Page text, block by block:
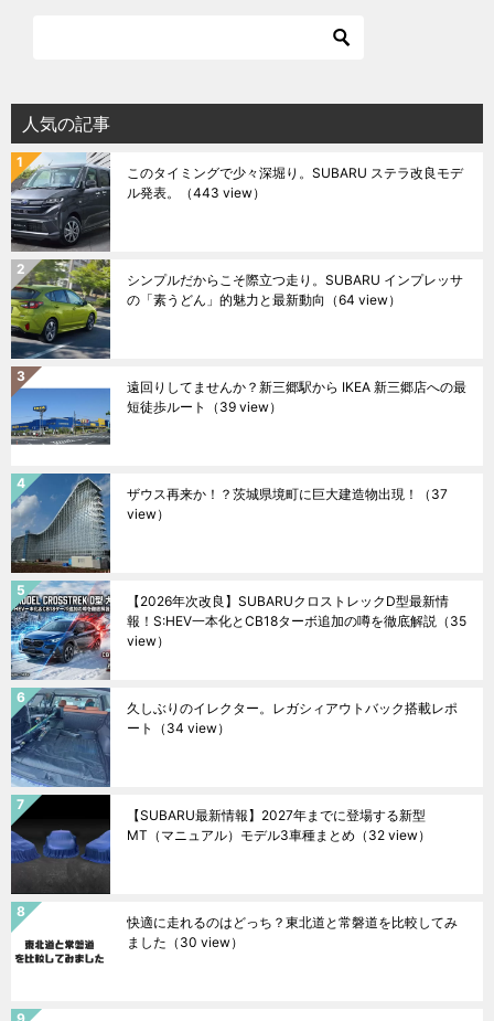
人気の記事
このタイミングで少々深堀り。SUBARU ステラ改良モデ
ル発表。
（443 view）
シンプルだからこそ際立つ走り。SUBARU インプレッサ
の「素うどん」的魅力と最新動向 （64 view）
遠回りしてませんか？新三郷駅から IKEA 新三郷店への最
短徒歩ルート
（39 view）
ザウス再来か！？茨城県境町に巨大建造物出現！
（37
view）
【2026年次改良】SUBARUクロストレックD型最新情
報！S:HEV一本化とCB18ターボ追加の噂を徹底解説 （35
view）
久しぶりのイレクター。レガシィアウトバック搭載レポ
ート
（34 view）
【SUBARU最新情報】2027年までに登場する新型
MT（マニュアル）モデル3車種まとめ （32 view）
快適に走れるのはどっち？東北道と常磐道を比較してみ
ました （30 view）